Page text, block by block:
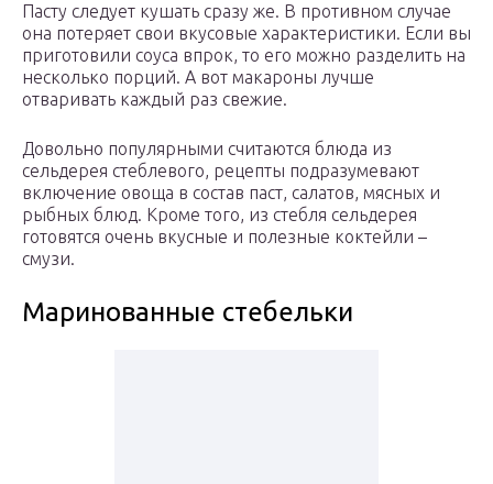
Пасту следует кушать сразу же. В противном случае
она потеряет свои вкусовые характеристики. Если вы
приготовили соуса впрок, то его можно разделить на
несколько порций. А вот макароны лучше
отваривать каждый раз свежие.
Довольно популярными считаются блюда из
сельдерея стеблевого, рецепты подразумевают
включение овоща в состав паст, салатов, мясных и
рыбных блюд. Кроме того, из стебля сельдерея
готовятся очень вкусные и полезные коктейли –
смузи.
Маринованные стебельки